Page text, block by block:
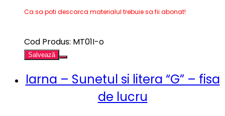
Ca sa poti descarca materialul trebuie sa fii abonat!
Cod Produs: MT01I-o
Salvează
Iarna – Sunetul si litera “G” – fisa
de lucru